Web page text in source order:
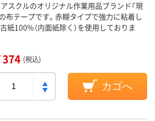
アスクルのオリジナル作業用品ブランド「現
布テープです。赤糊タイプで強力に粘着し
紙100%（内面紙除く）を使用しておりま
374 (税込)
カゴへ